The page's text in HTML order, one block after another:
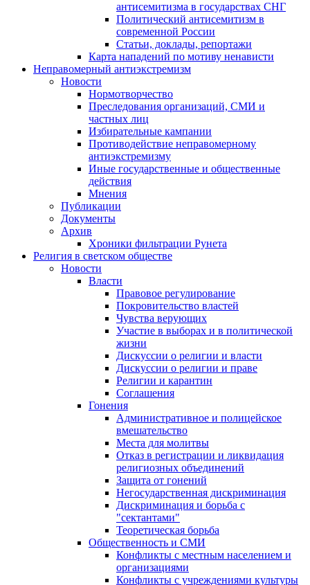
антисемитизма в государствах СНГ
Политический антисемитизм в
современной России
Статьи, доклады, репортажи
Карта нападений по мотиву ненависти
Неправомерный антиэкстремизм
Новости
Нормотворчество
Преследования организаций, СМИ и
частных лиц
Избирательные кампании
Противодействие неправомерному
антиэкстремизму
Иные государственные и общественные
действия
Мнения
Публикации
Документы
Архив
Хроники фильтрации Рунета
Религия в светском обществе
Новости
Власти
Правовое регулирование
Покровительство властей
Чувства верующих
Участие в выборах и в политической
жизни
Дискуссии о религии и власти
Дискуссии о религии и праве
Религии и карантин
Соглашения
Гонения
Административное и полицейское
вмешательство
Места для молитвы
Отказ в регистрации и ликвидация
религиозных объединений
Защита от гонений
Негосударственная дискриминация
Дискриминация и борьба с
"сектантами"
Теоретическая борьба
Общественность и СМИ
Конфликты с местным населением и
организациями
Конфликты с учреждениями культуры